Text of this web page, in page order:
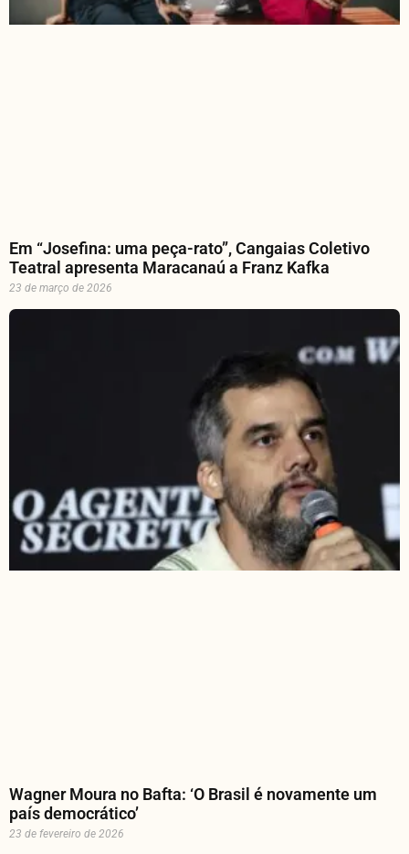
Em “Josefina: uma peça-rato”, Cangaias Coletivo
Teatral apresenta Maracanaú a Franz Kafka
23 de março de 2026
Wagner Moura no Bafta: ‘O Brasil é novamente um
país democrático’
23 de fevereiro de 2026